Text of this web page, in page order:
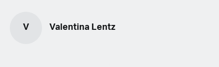
V Valentina Lentz